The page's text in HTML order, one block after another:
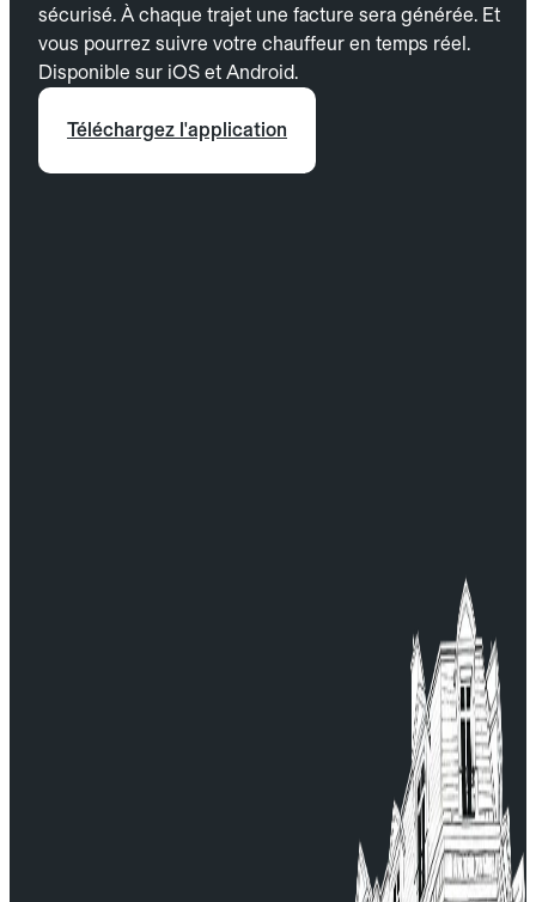
sécurisé. À chaque trajet une facture sera générée. Et
vous pourrez suivre votre chauffeur en temps réel.
Disponible sur iOS et Android.
Téléchargez l'application